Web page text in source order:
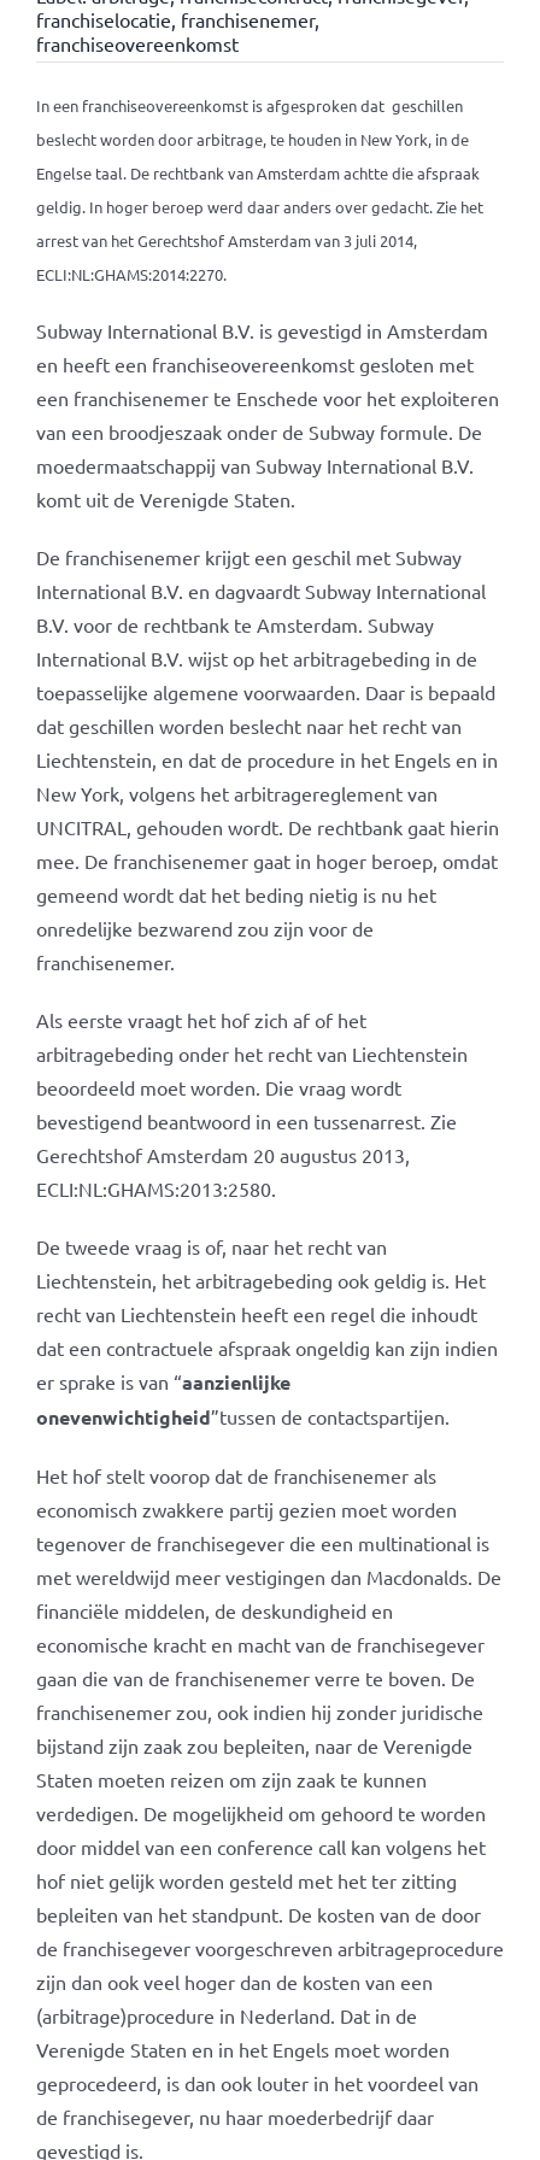
franchiselocatie, franchisenemer,
franchiseovereenkomst
In een franchiseovereenkomst is afgesproken dat geschillen
beslecht worden door arbitrage, te houden in New York, in de
Engelse taal. De rechtbank van Amsterdam achtte die afspraak
geldig. In hoger beroep werd daar anders over gedacht. Zie het
arrest van het Gerechtshof Amsterdam van 3 juli 2014,
ECLI:NL:GHAMS:2014:2270.
Subway International B.V. is gevestigd in Amsterdam
en heeft een franchiseovereenkomst gesloten met
een franchisenemer te Enschede voor het exploiteren
van een broodjeszaak onder de Subway formule. De
moedermaatschappij van Subway International B.V.
komt uit de Verenigde Staten.
De franchisenemer krijgt een geschil met Subway
International B.V. en dagvaardt Subway International
B.V. voor de rechtbank te Amsterdam. Subway
International B.V. wijst op het arbitragebeding in de
toepasselijke algemene voorwaarden. Daar is bepaald
dat geschillen worden beslecht naar het recht van
Liechtenstein, en dat de procedure in het Engels en in
New York, volgens het arbitragereglement van
UNCITRAL, gehouden wordt. De rechtbank gaat hierin
mee. De franchisenemer gaat in hoger beroep, omdat
gemeend wordt dat het beding nietig is nu het
onredelijke bezwarend zou zijn voor de
franchisenemer.
Als eerste vraagt het hof zich af of het
arbitragebeding onder het recht van Liechtenstein
beoordeeld moet worden. Die vraag wordt
bevestigend beantwoord in een tussenarrest. Zie
Gerechtshof Amsterdam 20 augustus 2013,
ECLI:NL:GHAMS:2013:2580.
De tweede vraag is of, naar het recht van
Liechtenstein, het arbitragebeding ook geldig is. Het
recht van Liechtenstein heeft een regel die inhoudt
dat een contractuele afspraak ongeldig kan zijn indien
er sprake is van “aanzienlijke
onevenwichtigheid”tussen de contactspartijen.
Het hof stelt voorop dat de franchisenemer als
economisch zwakkere partij gezien moet worden
tegenover de franchisegever die een multinational is
met wereldwijd meer vestigingen dan Macdonalds. De
financiële middelen, de deskundigheid en
economische kracht en macht van de franchisegever
gaan die van de franchisenemer verre te boven. De
franchisenemer zou, ook indien hij zonder juridische
bijstand zijn zaak zou bepleiten, naar de Verenigde
Staten moeten reizen om zijn zaak te kunnen
verdedigen. De mogelijkheid om gehoord te worden
door middel van een conference call kan volgens het
hof niet gelijk worden gesteld met het ter zitting
bepleiten van het standpunt. De kosten van de door
de franchisegever voorgeschreven arbitrageprocedure
zijn dan ook veel hoger dan de kosten van een
(arbitrage)procedure in Nederland. Dat in de
Verenigde Staten en in het Engels moet worden
geprocedeerd, is dan ook louter in het voordeel van
de franchisegever, nu haar moederbedrijf daar
gevestigd is.